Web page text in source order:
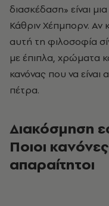
διασκέδαση» είναι
Κάθριν Χέπμπορν. Αν
αυτή τη φιλοσοφία
με έπιπλα, χρώματα
κανόνας που να
πέτρα.
Διακόσμηση
Ποιοι
απαραίτητοι